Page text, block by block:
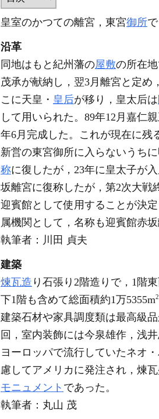
皇室のかつての離宮，東宮御所
沿革
同地はもと紀州藩の屋敷の所在
茂承が献納し，翌3月離宮と定め
こに天皇・ 皇后が移り，皇太后は
して用いられた。89年12月嘉仁
年6月完成した。これが現在に残
新営の東宮御所に入らないうち
称に復したが，23年に皇太子が
坂離宮に復称したが，第2次大戦
迎賓館として使用することが決定
属機関として，名称も迎賓館赤
執筆者： 川田 貞夫
建築
煉瓦造 り石張り2階造りで，1階
下1階も含めて総面積約1万5355m2
建築石材や家具調度類は最高級
回，室内装飾には今泉雄作，浅
ヨーロッパで流行していたネオ
慮してアメリカに発注され，煉
モニュメント であった。
執筆者： 丸山 茂